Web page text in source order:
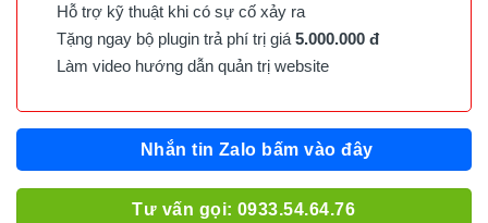
Hỗ trợ kỹ thuật khi có sự cố xảy ra
Tặng ngay bộ plugin trả phí trị giá 5.000.000 đ
Làm video hướng dẫn quản trị website
Nhắn tin Zalo bấm vào đây
Tư vấn gọi: 0933.54.64.76